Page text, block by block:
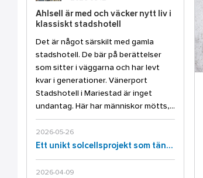
Ahlsell är med och väcker nytt liv i
klassiskt stadshotell
Det är något särskilt med gamla
stadshotell. De bär på berättelser
som sitter i väggarna och har levt
kvar i generationer. Vänerport
Stadshotell i Mariestad är inget
undantag. Här har människor mötts,...
2026-05-26
Ett unikt solcellsprojekt som tänjer på gränserna
2026-04-09